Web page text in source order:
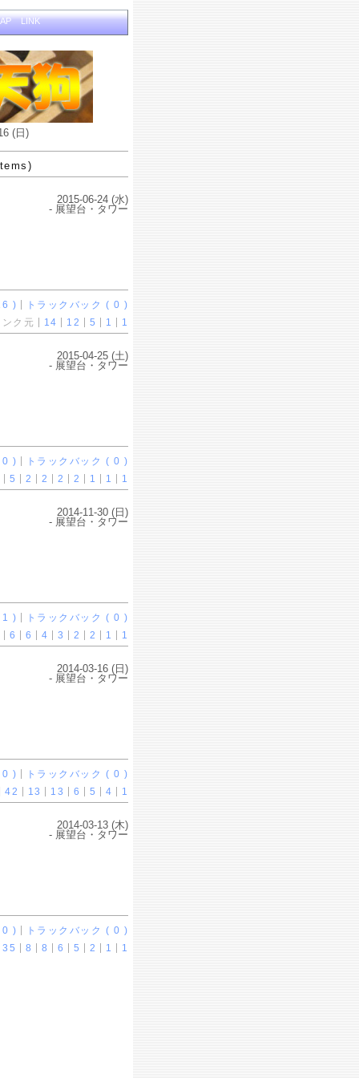
LINK
(日)
2015-06-24 (水)
- 展望台・タワー
)
トラックバック ( 0 )
ク元
14 12 5 1 1
2015-04-25 (土)
- 展望台・タワー
0 )
トラックバック ( 0 )
5 2 2 2 2 1 1 1
2014-11-30 (日)
- 展望台・タワー
1 )
トラックバック ( 0 )
6 6 4 3 2 2 1 1
2014-03-16 (日)
- 展望台・タワー
0 )
トラックバック ( 0 )
42 13 13 6 5 4 1
2014-03-13 (木)
- 展望台・タワー
0 )
トラックバック ( 0 )
35 8 8 6 5 2 1 1